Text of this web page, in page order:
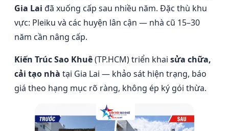
Gia Lai đã xuống cấp sau nhiều năm. Đặc thù khu
vực: Pleiku và các huyện lân cận — nhà cũ 15–30
năm cần nâng cấp.
Kiến Trúc Sao Khuê(TP.HCM) triển khai sửa chữa,
cải tạo nhà tại Gia Lai — khảo sát hiện trạng, báo
giá theo hạng mục rõ ràng, không ép ký gói thừa.